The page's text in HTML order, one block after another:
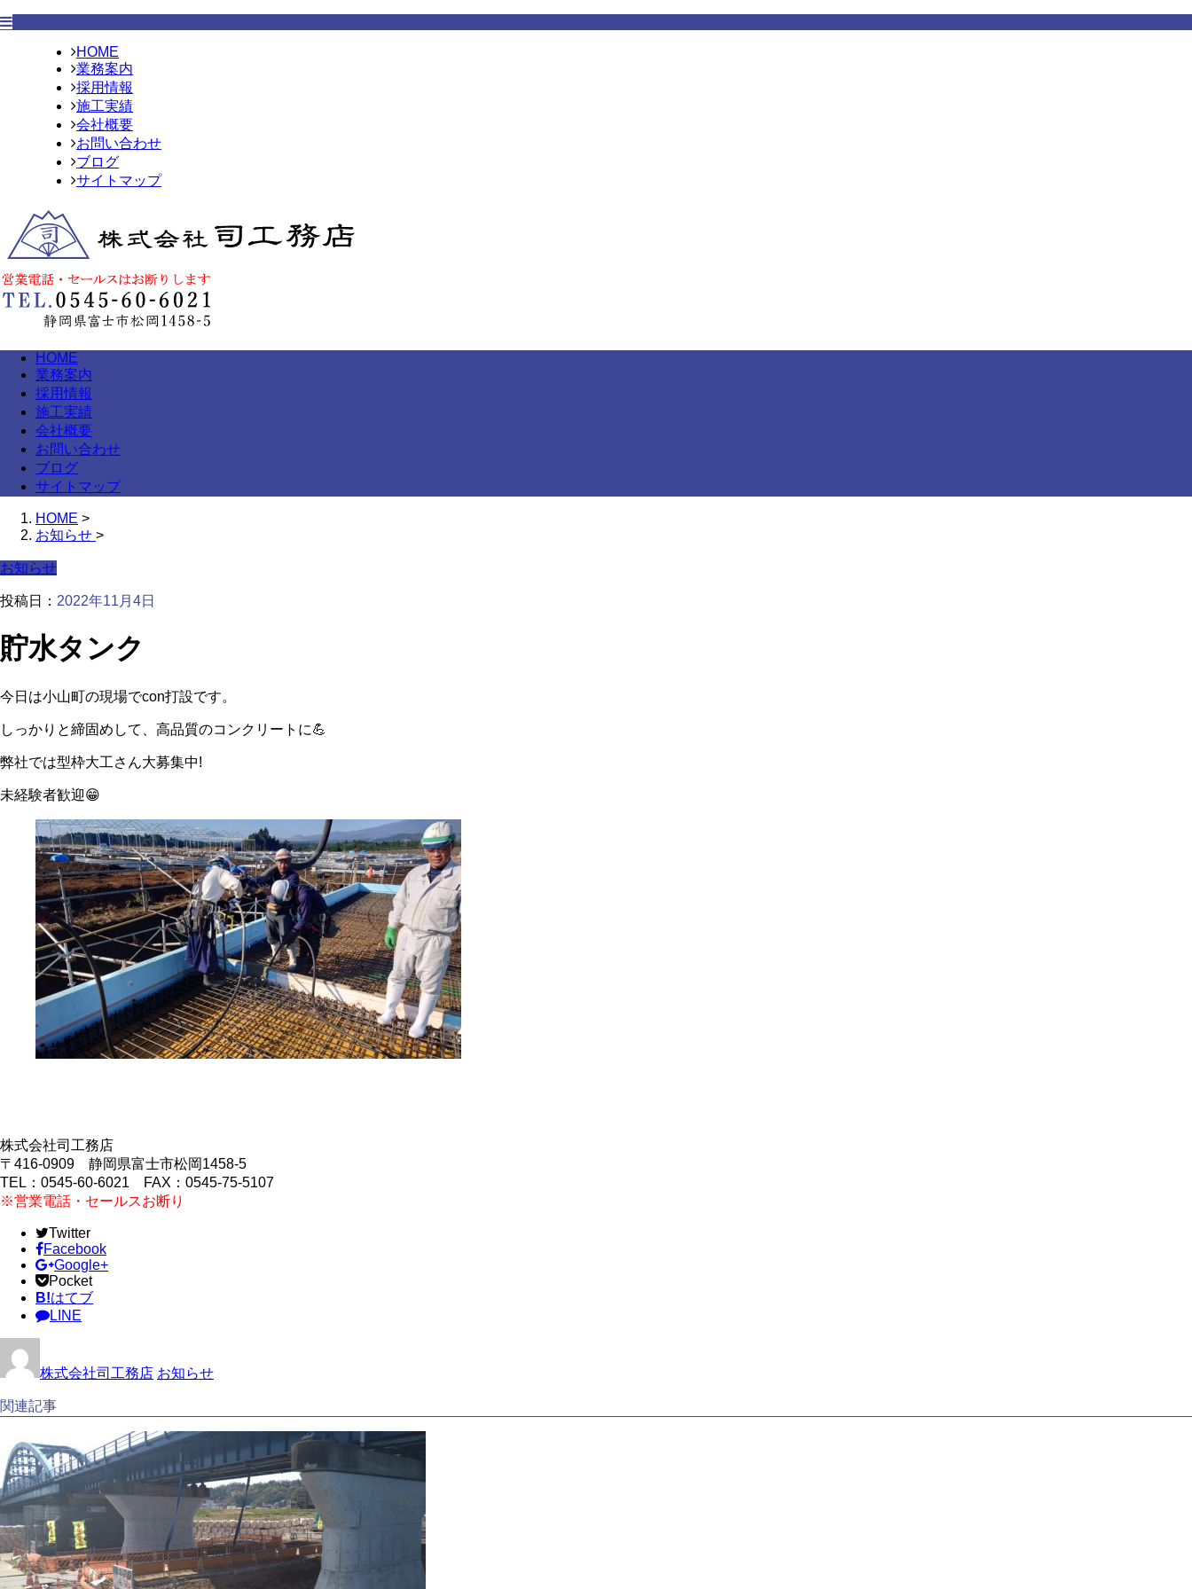
HOME
業務案内
採用情報
施工実績
会社概要
お問い合わせ
ブログ
サイトマップ
HOME
業務案内
採用情報
施工実績
会社概要
お問い合わせ
ブログ
サイトマップ
HOME >
お知らせ >
お知らせ
投稿日： 2022年11月4日
貯水タンク
今日は小山町の現場でcon打設です。
しっかりと締固めして、高品質のコンクリートに💪
弊社では型枠大工さん大募集中!
未経験者歓迎😁
株式会社司工務店
〒416-0909 静岡県富士市松岡1458-5
TEL：0545-60-6021 FAX：0545-75-5107
※営業電話・セールスお断り
Twitter
Facebook
Google+
Pocket
B!はてブ
LINE
株式会社司工務店 お知らせ
関連記事